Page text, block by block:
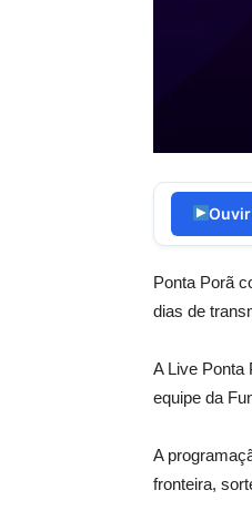
Ponta Porã
dias de
A Live Ponta
equipe da
A
fronteira,